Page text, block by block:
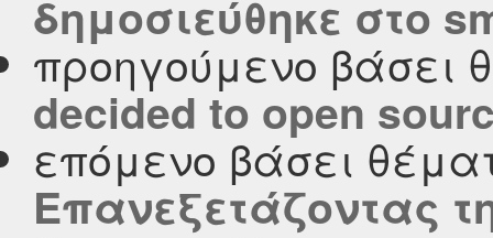
δημοσιεύθηκε στο
προηγούμενο βάσει
decided to open
επόμενο βάσει
Eπανεξετάζοντας